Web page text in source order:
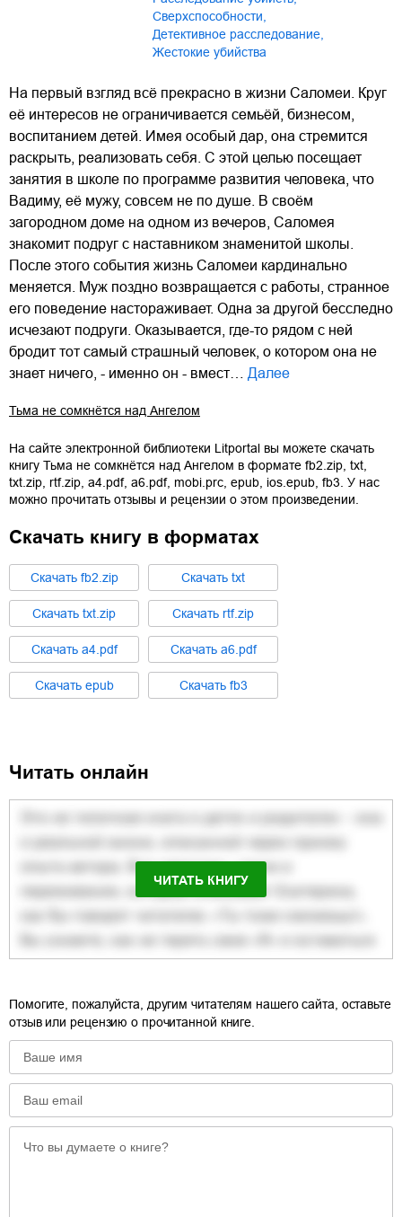
сверхспособности,
детективное расследование,
жестокие убийства
На первый взгляд всё прекрасно в жизни Саломеи. Круг
её интересов не ограничивается семьёй, бизнесом,
воспитанием детей. Имея особый дар, она стремится
раскрыть, реализовать себя. С этой целью посещает
занятия в школе по программе развития человека, что
Вадиму, её мужу, совсем не по душе. В своём
загородном доме на одном из вечеров, Саломея
знакомит подруг с наставником знаменитой школы.
После этого события жизнь Саломеи кардинально
меняется. Муж поздно возвращается с работы, странное
его поведение настораживает. Одна за другой бесследно
исчезают подруги. Оказывается, где-то рядом с ней
бродит тот самый страшный человек, о котором она не
знает ничего, - именно он - вмест…
Далее
Тьма не сомкнётся над Ангелом
На сайте электронной библиотеки Litportal вы можете скачать
книгу Тьма не сомкнётся над Ангелом в формате fb2.zip, txt,
txt.zip, rtf.zip, a4.pdf, a6.pdf, mobi.prc, epub, ios.epub, fb3. У нас
можно прочитать отзывы и рецензии о этом произведении.
Скачать книгу в форматах
Cкачать fb2.zip Cкачать txt
Cкачать txt.zip Cкачать rtf.zip
Cкачать a4.pdf Cкачать a6.pdf
Cкачать epub Cкачать fb3
Читать онлайн
ЧИТАТЬ КНИГУ
Помогите, пожалуйста, другим читателям нашего сайта, оставьте
отзыв или рецензию о прочитанной книге.